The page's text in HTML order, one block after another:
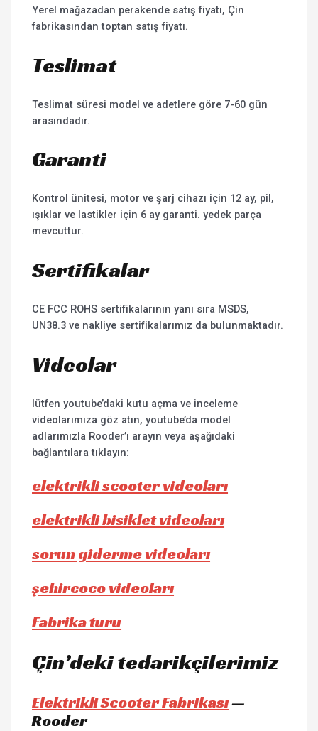
Yerel mağazadan perakende satış fiyatı, Çin
fabrikasından toptan satış fiyatı.
Teslimat
Teslimat süresi model ve adetlere göre 7-60 gün
arasındadır.
Garanti
Kontrol ünitesi, motor ve şarj cihazı için 12 ay, pil,
ışıklar ve lastikler için 6 ay garanti. yedek parça
mevcuttur.
Sertifikalar
CE FCC ROHS sertifikalarının yanı sıra MSDS,
UN38.3 ve nakliye sertifikalarımız da bulunmaktadır.
Videolar
lütfen youtube’daki kutu açma ve inceleme
videolarımıza göz atın, youtube’da model
adlarımızla Rooder’ı arayın veya aşağıdaki
bağlantılara tıklayın:
elektrikli scooter videoları
elektrikli bisiklet videoları
sorun giderme videoları
şehircoco videoları
Fabrika turu
Çin’deki tedarikçilerimiz
Elektrikli Scooter Fabrikası—
Rooder